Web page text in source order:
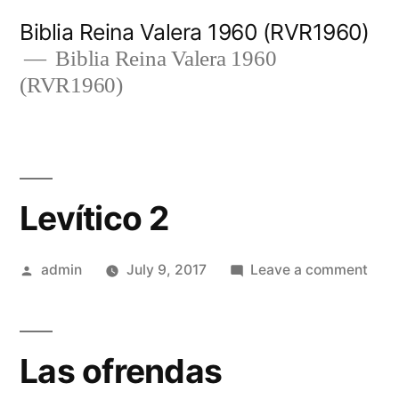
content
Biblia Reina Valera 1960 (RVR1960)
Biblia Reina Valera 1960
(RVR1960)
Levítico 2
Posted
admin July 9, 2017 Leave a comment
Las ofrendas